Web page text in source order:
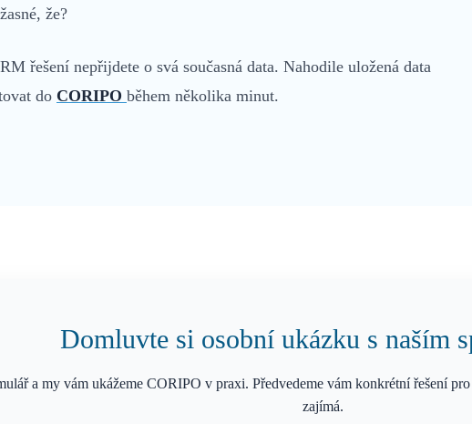
že?
řešení nepřijdete o svá současná data. Nahodile uložená data
do CORIPO během několika minut.
Domluvte si osobní ukázku s naším
a my vám ukážeme CORIPO v praxi. Předvedeme vám konkrétní řešení
zajímá.